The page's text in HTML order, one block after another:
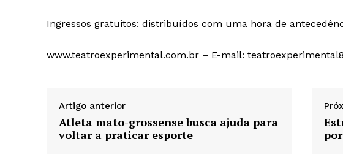
Ingressos gratuitos: distribuídos com uma hora de
www.teatroexperimental.com.br – E-mail:
Artigo anterior
Atleta mato-grossense busca ajuda para
voltar a praticar esporte